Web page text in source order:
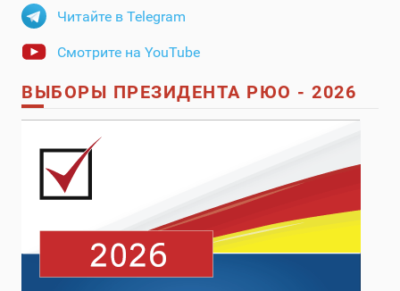
Читайте в Telegram
Смотрите на YouTube
ВЫБОРЫ ПРЕЗИДЕНТА РЮО - 2026